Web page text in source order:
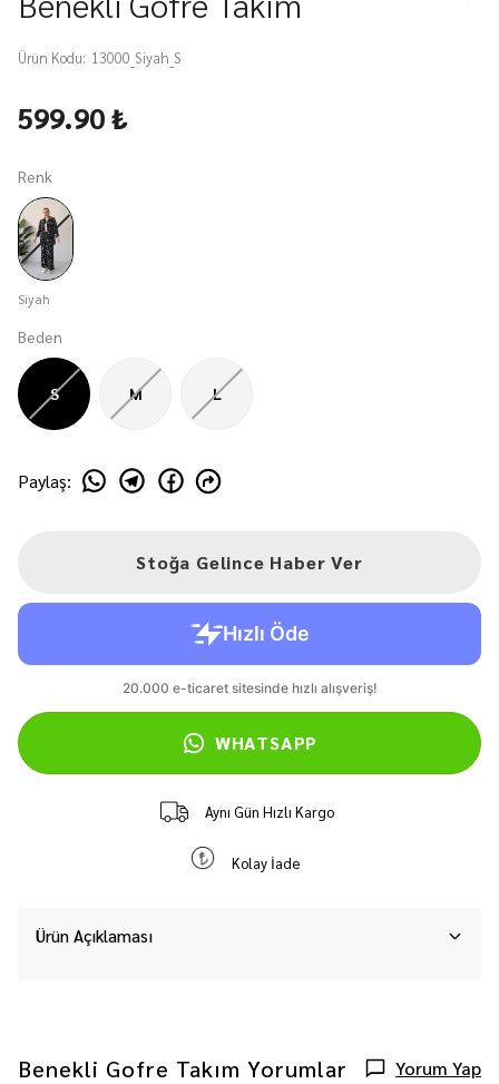
Ürün Kodu: 13000_Siyah_S
599.90 ₺
Renk
Siyah
Beden
S M L
Paylaş:
Stoğa Gelince Haber Ver
WHATSAPP
Aynı Gün Hızlı Kargo
Kolay İade
Ürün Açıklaması
Benekli Gofre Takım Yorumlar Yorum Yap